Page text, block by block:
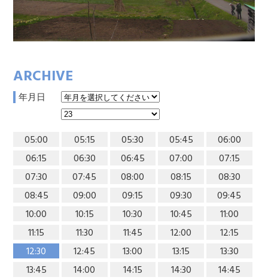
ARCHIVE
年月日
05:00 05:15 05:30 05:45
06:00
06:15
06:30 06:45 07:00
07:15
07:30
07:45 08:00 08:15
08:30
08:45
09:00 09:15 09:30
09:45
10:00
10:15 10:30 10:45
11:00
11:15
11:30 11:45 12:00
12:15
12:30
12:45 13:00 13:15
13:30
13:45
14:00 14:15 14:30
14:45